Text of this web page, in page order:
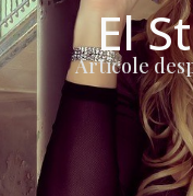
El
Articole